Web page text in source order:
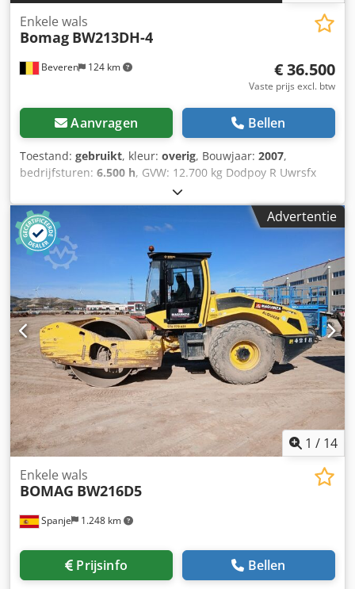
Beveren 124 km
Enkele wals
Bomag BW213DH-4
€ 36.500
Vaste prijs excl. btw
Aanvragen Bellen
Toestand: gebruikt, kleur: overig, Bouwjaar: 2007,
bedrijfsturen: 6.500 h, GVW: 12.700 kg Dodpoy R Uwrsfx
Ahvjwa Motormerk: Duetz CE-keurmerk: ja Serienummer:
101582511260 Machines te koop! Bekijk onze website voor
een ruim assortiment direct beschikbare machines. We
hebben meer opties dan online zichtbaar, dus bel of mail
gerust op elk moment. Al onze machines zijn volledig
onderhouden en gecontroleerd op betrouwbaarheid. Foto’s
nodig? Neem contact op en wij sturen ze direct. Wij helpen
u graag in het Nederlands, Engels, Frans, Duits, Spaans en
Russisch. Ontdek ons brede aanbod van betrouwbare
machines.
Advertentie
1 / 14
Spanje 1.248 km
Enkele wals
BOMAG BW216D5
Prijsinfo Bellen